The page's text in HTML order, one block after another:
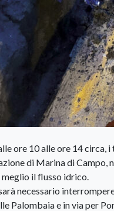
ore 10 alle ore 14 circa,
di Marina di Campo,
il flusso idrico.
necessario
Palombaia e in via per